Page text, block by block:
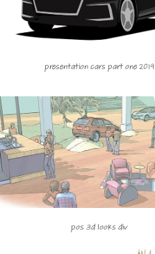
presentation cars part one 2019
pos 3d looks div